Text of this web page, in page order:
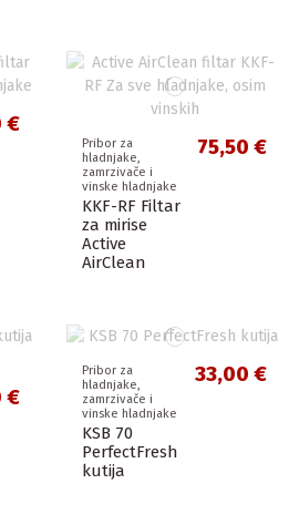
€
Pribor za
hladnjake,
zamrzivače i
vinske hladnjake
KKF-RF Filtar
za mirise
Active
AirClean
75,50 €
€
Pribor za
hladnjake,
zamrzivače i
vinske hladnjake
KSB 70
PerfectFresh
kutija
33,00 €